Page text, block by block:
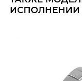
ИСПОЛНЕНИИ